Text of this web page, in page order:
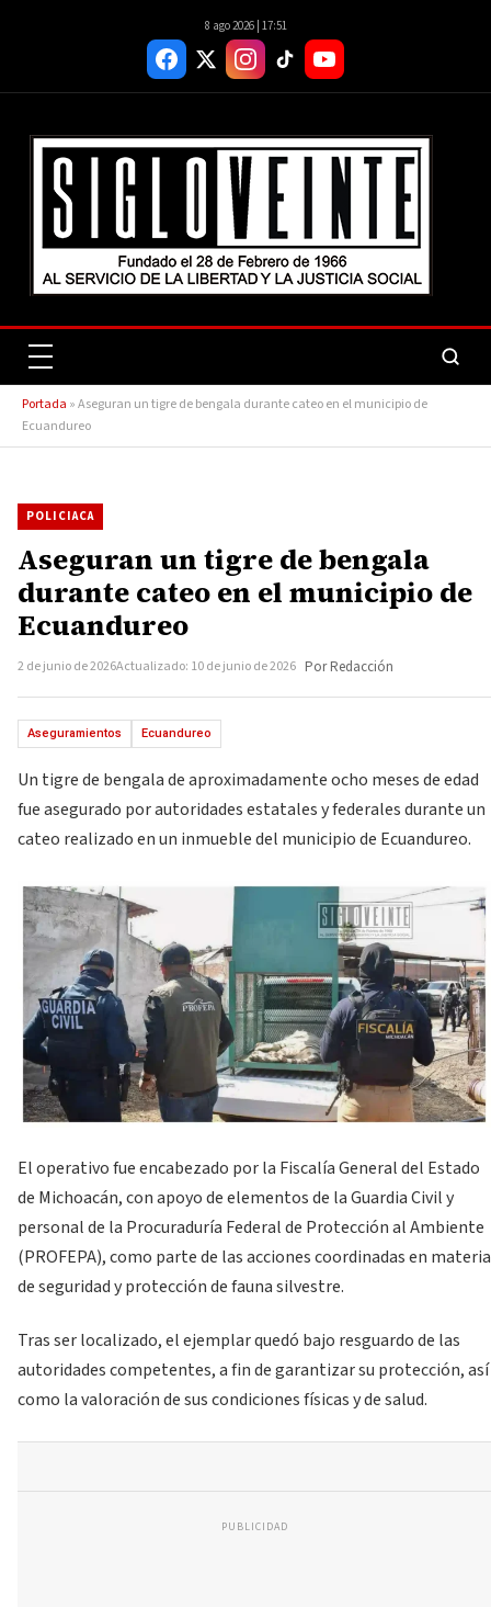
8 ago 2026 | 17:51
Portada »Aseguran un tigre de bengala durante cateo en el municipio de
Ecuandureo
POLICIACA
Aseguran un tigre de bengala
durante cateo en el municipio de
Ecuandureo
2 de junio de 2026Actualizado: 10 de junio de 2026 Por Redacción
Aseguramientos Ecuandureo
Un tigre de bengala de aproximadamente ocho meses de edad
fue asegurado por autoridades estatales y federales durante un
cateo realizado en un inmueble del municipio de Ecuandureo.
El operativo fue encabezado por la Fiscalía General del Estado
de Michoacán, con apoyo de elementos de la Guardia Civil y
personal de la Procuraduría Federal de Protección al Ambiente
(PROFEPA), como parte de las acciones coordinadas en materia
de seguridad y protección de fauna silvestre.
Tras ser localizado, el ejemplar quedó bajo resguardo de las
autoridades competentes, a fin de garantizar su protección, así
como la valoración de sus condiciones físicas y de salud.
PUBLICIDAD